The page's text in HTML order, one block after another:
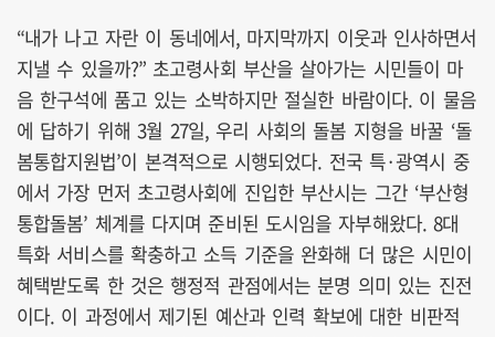
“내가 나고 자란 이 동네에서, 마지막까지 이웃과 인사하면서
지낼 수 있을까?” 초고령사회 부산을 살아가는 시민들이 마
음 한구석에 품고 있는 소박하지만 절실한 바람이다. 이 물음
에 답하기 위해 3월 27일, 우리 사회의 돌봄 지형을 바꿀 ‘돌
봄통합지원법’이 본격적으로 시행되었다. 전국 특·광역시 중
에서 가장 먼저 초고령사회에 진입한 부산시는 그간 ‘부산형
통합돌봄’ 체계를 다지며 준비된 도시임을 자부해왔다. 8대
특화 서비스를 확충하고 소득 기준을 완화해 더 많은 시민이
혜택받도록 한 것은 행정적 관점에서는 분명 의미 있는 진전
이다. 이 과정에서 제기된 예산과 인력 확보에 대한 비판적